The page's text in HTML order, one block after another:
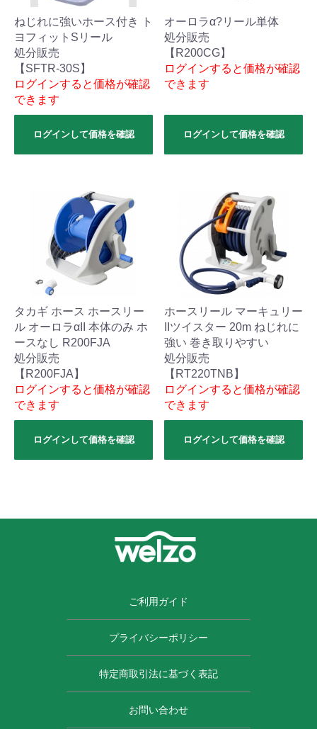
ねじれに強いホース付き ト
ヨフィットSリール
処分販売
【SFTR-30S】
ログインすると価格が確認
できます
ログインして価格を確認
オーロラα?リール単体
処分販売
【R200CG】
ログインすると価格が確認
できます
ログインして価格を確認
タカギ ホース ホースリー
ル オーロラαII 本体のみ ホ
ースなし R200FJA
処分販売
【R200FJA】
ログインすると価格が確認
できます
ログインして価格を確認
ホースリール マーキュリー
IIツイスター 20m ねじれに
強い 巻き取りやすい
処分販売
【RT220TNB】
ログインすると価格が確認
できます
ログインして価格を確認
ご利用ガイド
プライバシーポリシー
特定商取引法に基づく表記
お問い合わせ